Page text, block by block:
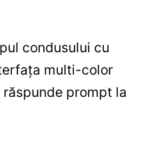
condusului cu
multi-color
prompt la